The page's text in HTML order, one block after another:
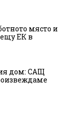
място и
ЕК в
дом: САЩ